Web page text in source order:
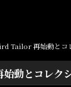
Tailor 再始動とコ
とコレク